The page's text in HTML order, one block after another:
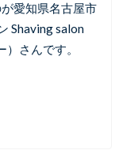
愛知県名古屋市
Shaving salon
）さんです。